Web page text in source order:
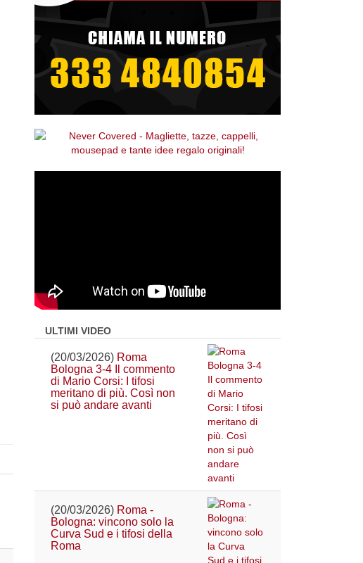
ULTIMI VIDEO
(20/03/2026) Roma
Bologna 3-4 Il commento
di Mario Corsi: I tifosi
meritano di più. Così non
si può andare avanti
(20/03/2026) Roma -
Bologna: vincono solo la
Curva Sud e i tifosi della
Roma